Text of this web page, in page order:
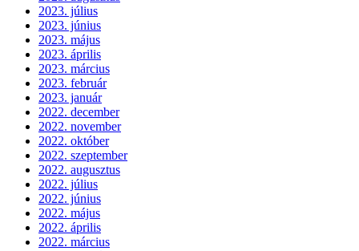
2023. július
2023. június
2023. május
2023. április
2023. március
2023. február
2023. január
2022. december
2022. november
2022. október
2022. szeptember
2022. augusztus
2022. július
2022. június
2022. május
2022. április
2022. március